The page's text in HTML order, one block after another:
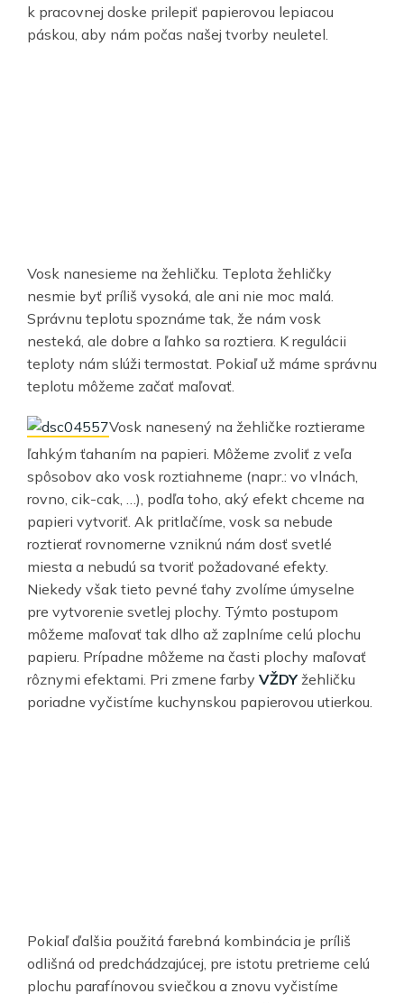
k pracovnej doske prilepiť papierovou lepiacou
páskou, aby nám počas našej tvorby neuletel.
Vosk nanesieme na žehličku. Teplota žehličky
nesmie byť príliš vysoká, ale ani nie moc malá.
Správnu teplotu spoznáme tak, že nám vosk
nesteká, ale dobre a ľahko sa roztiera. K regulácii
teploty nám slúži termostat. Pokiaľ už máme správnu
teplotu môžeme začať maľovať.
Vosk nanesený na žehličke roztierame
ľahkým ťahaním na papieri. Môžeme zvoliť z veľa
spôsobov ako vosk roztiahneme (napr.: vo vlnách,
rovno, cik-cak, …), podľa toho, aký efekt chceme na
papieri vytvoriť. Ak pritlačíme, vosk sa nebude
roztierať rovnomerne vzniknú nám dosť svetlé
miesta a nebudú sa tvoriť požadované efekty.
Niekedy však tieto pevné ťahy zvolíme úmyselne
pre vytvorenie svetlej plochy. Týmto postupom
môžeme maľovať tak dlho až zaplníme celú plochu
papieru. Prípadne môžeme na časti plochy maľovať
rôznymi efektami. Pri zmene farby VŽDYžehličku
poriadne vyčistíme kuchynskou papierovou utierkou.
Pokiaľ ďalšia použitá farebná kombinácia je príliš
odlišná od predchádzajúcej, pre istotu pretrieme celú
plochu parafínovou sviečkou a znovu vyčistíme